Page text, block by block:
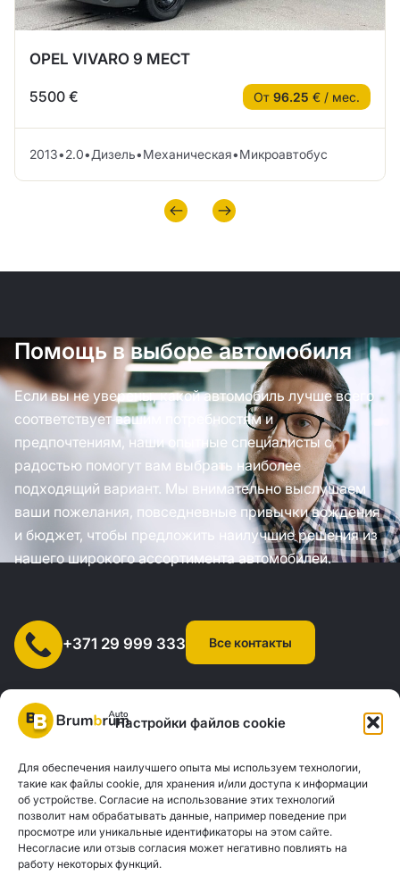
Настройки файлов cookie
Для обеспечения наилучшего опыта мы используем технологии,
такие как файлы cookie, для хранения и/или доступа к информации
об устройстве. Согласие на использование этих технологий
позволит нам обрабатывать данные, например поведение при
просмотре или уникальные идентификаторы на этом сайте.
Несогласие или отзыв согласия может негативно повлиять на
работу некоторых функций.
OPEL VIVARO 9 МЕСТ
5500 € От 96.25 € / мес.
2013•2.0•Дизель•Механическая•Микроавтобус
Помощь в выборе автомобиля
Если вы не уверены, какой автомобиль лучше всего
соответствует вашим потребностям и
предпочтениям, наши опытные специалисты с
радостью помогут вам выбрать наиболее
подходящий вариант. Мы внимательно выслушаем
ваши пожелания, повседневные привычки вождения
и бюджет, чтобы предложить наилучшие решения из
нашего широкого ассортимента автомобилей.
+371 29 999 333 Все контакты
SIA "AUTOCLICK", рег. № 40203371960, адрес: ул. Мазюмправас
77, Рига, LV-1063 |20260160
Политика конфиденциальностиКонтакты